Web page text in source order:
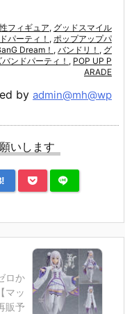
フィギュア, グッドスマイル
パーティ！ , ポップアップパ
Dream！ , バンドリ！ , グ
ンドパーティ！ , POP UP P
ARADE
by admin@mh@wp
いします
ロか
マッ
販予